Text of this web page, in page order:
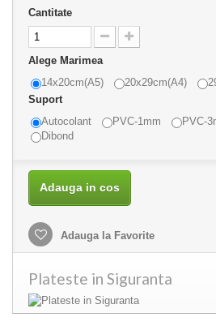
Cantitate
Alege Marimea
14x20cm(A5)
20x29cm(A4)
Suport
Autocolant
PVC-1mm PVC-
Dibond
Adauga in cos
Adauga la Favorite
Plateste in Siguranta